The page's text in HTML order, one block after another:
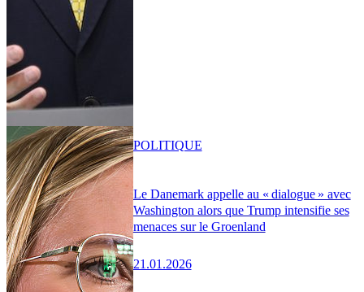
Le Danemark appelle au « dialogue » avec
Washington alors que Trump intensifie ses
menaces sur le Groenland
21.01.2026
POLITIQUE